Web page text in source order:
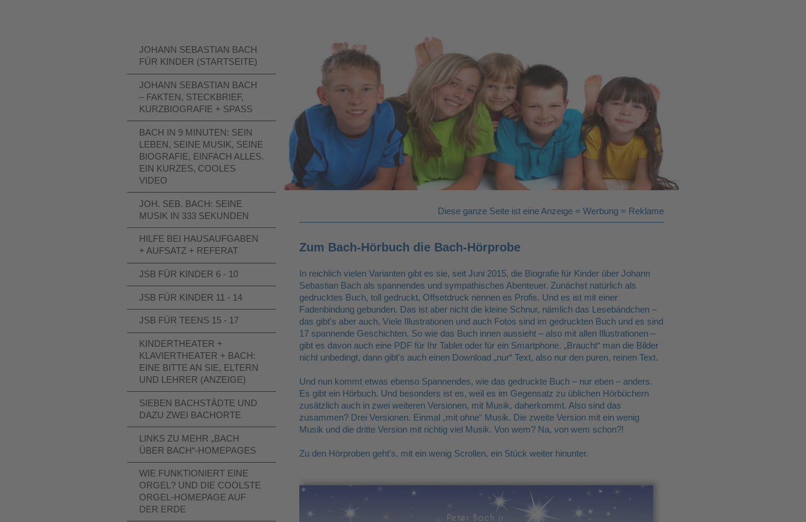
Diese ganze Seite ist eine Anzeige = Werbung = Reklame
​Zum Bach-Hörbuch die Bach-Hörprobe
In reichlich vielen Varianten gibt es sie, seit Juni 2015, die Biografie für Kinder über Johann
Sebastian Bach als spannendes und sympathisches Abenteuer. Zunächst natürlich als
gedrucktes Buch, toll gedruckt, Offsetdruck nennen es Profis. Und es ist mit einer
Fadenbindung gebunden. Das ist aber nicht die kleine Schnur, nämlich das Lesebändchen –
das gibt's aber auch. Viele Illustrationen und auch Fotos sind im gedruckten Buch und es sind
17 spannende Geschichten. So wie das Buch innen aussieht – also mit allen Illustrationen –
gibt es davon auch eine PDF für Ihr Tablet oder für ein Smartphone.„Braucht“ man die Bilder
nicht unbedingt, dann gibt's auch einen Download „nur“ Text, also nur den puren, reinen Text.
Und nun kommt etwas ebenso Spannendes, wie das gedruckte Buch – nur eben – anders.
Es gibt ein Hörbuch. Und besonders ist es, weil es im Gegensatz zu üblichen Hörbüchern
zusätzlich auch in zwei weiteren Versionen, mit Musik, daherkommt. Also sind das
zusammen? Drei Versionen. Einmal „mit ohne“ Musik. Die zweite Version mit ein wenig
Musik und die dritte Version mit richtig viel Musik. Von wem? Na, von wem schon?!
Zu den Hörproben geht's, mit ein wenig Scrollen, ein Stück weiter hinunter.
JOHANN SEBASTIAN BACH
FÜR KINDER (STARTSEITE)
JOHANN SEBASTIAN BACH
– FAKTEN, STECKBRIEF,
KURZBIOGRAFIE + SPASS
BACH IN 9 MINUTEN: SEIN
LEBEN, SEINE MUSIK, SEINE
BIOGRAFIE, EINFACH ALLES.
EIN KURZES, COOLES
VIDEO
JOH. SEB. BACH: SEINE
MUSIK IN 333 SEKUNDEN
HILFE BEI HAUSAUFGABEN
+ AUFSATZ + REFERAT
JSB FÜR KINDER 6 - 10
JSB FÜR KINDER 11 - 14
JSB FÜR TEENS 15 - 17
KINDERTHEATER +
KLAVIERTHEATER + BACH:
EINE BITTE AN SIE, ELTERN
UND LEHRER (ANZEIGE)
SIEBEN BACHSTÄDTE UND
DAZU ZWEI BACHORTE
LINKS ZU MEHR „BACH
ÜBER BACH“-HOMEPAGES
WIE FUNKTIONIERT EINE
ORGEL? UND DIE COOLSTE
ORGEL-HOMEPAGE AUF
DER ERDE